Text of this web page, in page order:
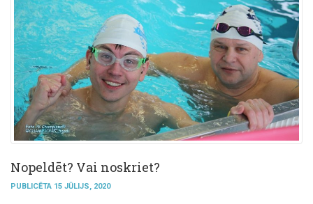
Nopeldēt? Vai noskriet?
PUBLICĒTA 15 JŪLIJS, 2020